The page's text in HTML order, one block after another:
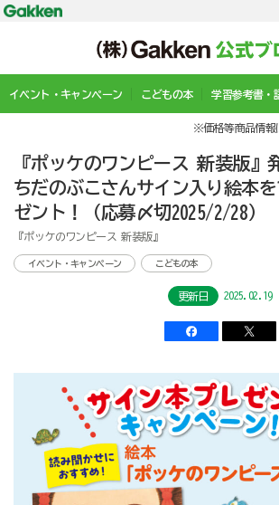
イベント・キャンペーン こどもの本 学習参考書・
※価格等商品情報
『ポッケのワンピース 新装版』
ちだのぶこさんサイン入り絵本
ゼント！（応募〆切2025/2/28）
『ポッケのワンピース 新装版』
イベント・キャンペーン こどもの本
更新日 2025.02.19